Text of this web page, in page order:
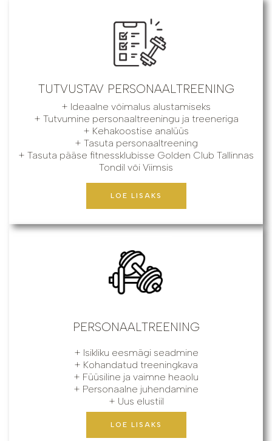
TUTVUSTAV PERSONAALTREENING
+ Ideaalne võimalus alustamiseks
+ Tutvumine personaaltreeningu ja treeneriga
+ Kehakoostise analüüs
+ Tasuta personaaltreening
+ Tasuta pääse fitnessklubisse Golden Club Tallinnas
Tondil või Viimsis
LOE LISAKS
PERSONAALTREENING
+ Isikliku eesmägi seadmine
+ Kohandatud treeningkava
+ Füüsiline ja vaimne heaolu
+ Personaalne juhendamine
+ Uus elustiil
LOE LISAKS